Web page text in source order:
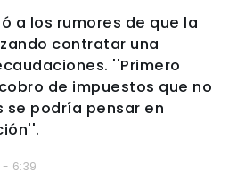
a los rumores de que la
contratar una
''Primero
de impuestos que no
se podría pensar en
- 6:39